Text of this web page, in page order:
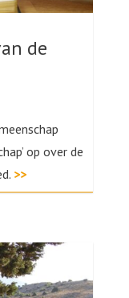
de
op over de
>>